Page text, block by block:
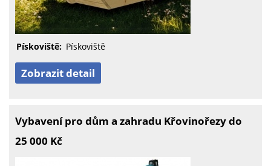
Pískoviště: Pískoviště
Zobrazit detail
Vybavení pro dům a zahradu Křovinořezy do
25 000 Kč